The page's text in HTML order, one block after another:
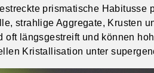
prismatische Habitusse
strahlige Aggregate, Krusten
längsgestreift und können
Kristallisation unter